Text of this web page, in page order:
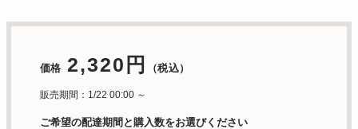
価格 2,320円 （税込）
販売期間：1/22 00:00 ～
ご希望の配達期間と購入数をお選びください